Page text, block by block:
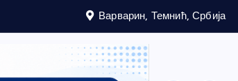
Варварин, Темнић, Србија